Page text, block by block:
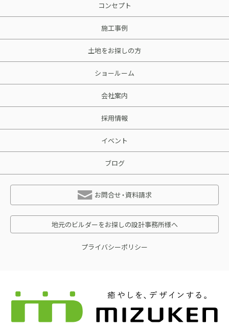
コンセプト
施工事例
土地をお探しの方
ショールーム
会社案内
採用情報
イベント
ブログ
お問合せ・資料請求
地元のビルダーをお探しの設計事務所様へ
プライバシーポリシー